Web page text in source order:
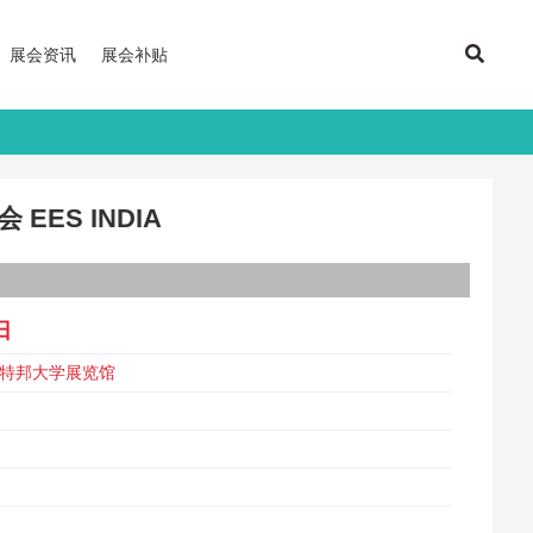
展会资讯 展会补贴
EES INDIA
邦大学展览馆